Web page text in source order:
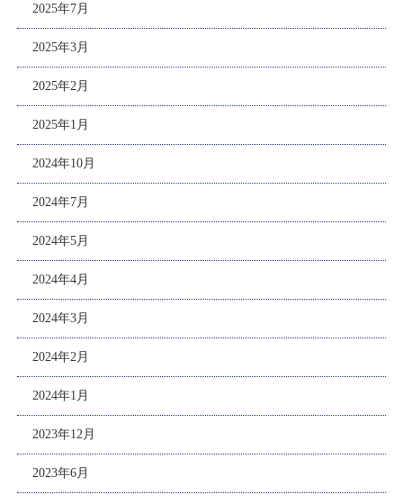
2025年7月
2025年3月
2025年2月
2025年1月
2024年10月
2024年7月
2024年5月
2024年4月
2024年3月
2024年2月
2024年1月
2023年12月
2023年6月